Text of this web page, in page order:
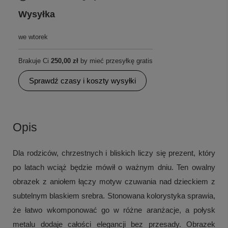
Wysyłka
we wtorek
Brakuje Ci 250,00 zł by mieć przesyłkę gratis
Sprawdź czasy i koszty wysyłki
Opis
Dla rodziców, chrzestnych i bliskich liczy się prezent, który
po latach wciąż będzie mówił o ważnym dniu. Ten owalny
obrazek z aniołem łączy motyw czuwania nad dzieckiem z
subtelnym blaskiem srebra. Stonowana kolorystyka sprawia,
że łatwo wkomponować go w różne aranżacje, a połysk
metalu dodaje całości elegancji bez przesady. Obrazek